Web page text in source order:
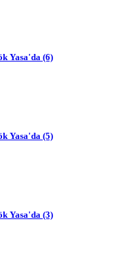
Yasa'da (6)
Yasa'da (5)
Yasa'da (3)